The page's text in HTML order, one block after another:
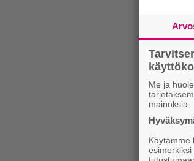
Me ja
mainoksia.
Käytämme